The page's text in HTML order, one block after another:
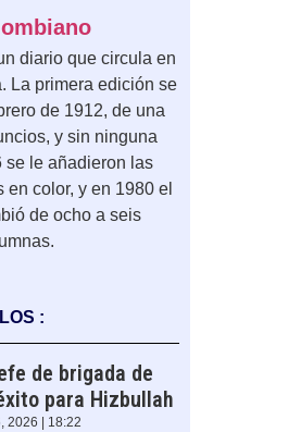
diario que circula en
La primera edición se
de 1912, de una
y sin ninguna
se le añadieron las
en color, y en 1980 el
de ocho a seis
:
de brigada de
para Hizbullah
2026 | 18:22